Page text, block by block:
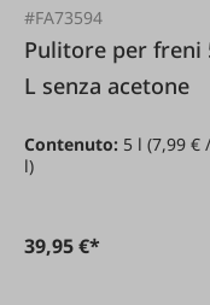
#FA73594
Pulitore per freni
L senza acetone
Contenuto: 5 l (7,99 €
l)
39,95 €*